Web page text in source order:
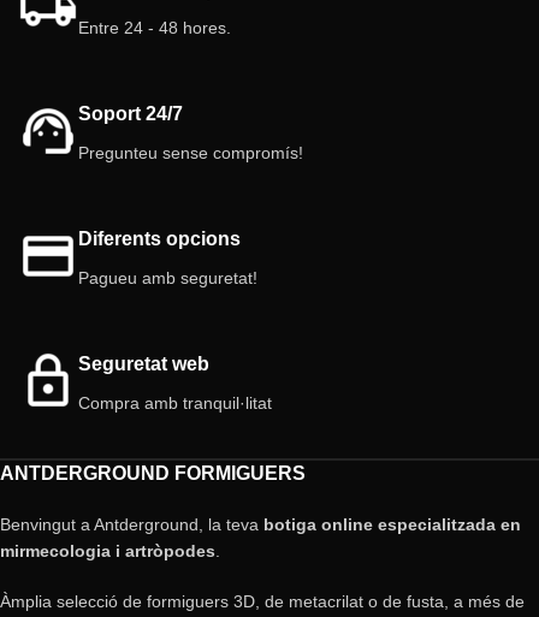
Entre 24 - 48 hores.
Soport 24/7
Pregunteu sense compromís!
Diferents opcions
Pagueu amb seguretat!
Seguretat web
Compra amb tranquil·litat
ANTDERGROUND FORMIGUERS
Benvingut a Antderground, la teva botiga online especialitzada en
mirmecologia i artròpodes
Àmplia selecció de formiguers 3D, de metacrilat o de fusta, a més de